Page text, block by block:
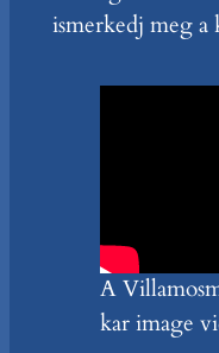
ismerkedj meg
A
kar image